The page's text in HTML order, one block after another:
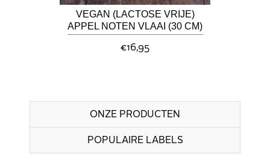
VEGAN (LACTOSE VRIJE)
APPEL NOTEN VLAAI (30 CM)
€16,95
ONZE PRODUCTEN
POPULAIRE LABELS